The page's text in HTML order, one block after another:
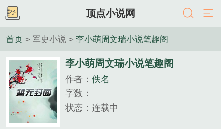
顶点小说网
首页 > 军史小说 > 李小萌周文瑞小说笔趣阁
李小萌周文瑞小说笔趣阁
作者： 佚名
字数：
状态：连载中